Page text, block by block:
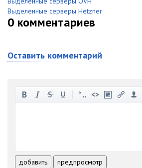
Выделенные серверы Hetzner
0 комментариев
Оставить комментарий
-
-
добавить предпросмотр